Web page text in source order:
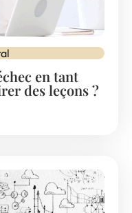
en tant
des leçons ?